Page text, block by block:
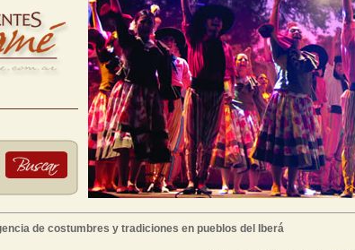
de costumbres y tradiciones en pueblos del Iberá